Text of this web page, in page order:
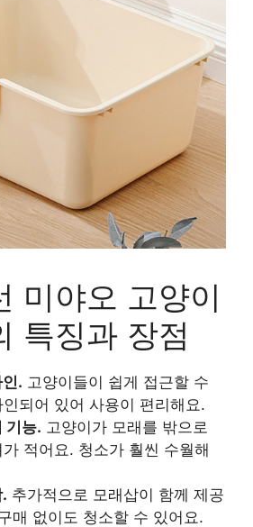
미야오 고양이
특징과 장점
. 고양이들이 쉽게 접근할 수
되어 있어 사용이 편리해요.
기능. 고양이가 모래를 밖으로
적어요. 청소가 훨씬 수월해
추가적으로 모래삽이 함께 제공
매 없이도 청소할 수 있어요.